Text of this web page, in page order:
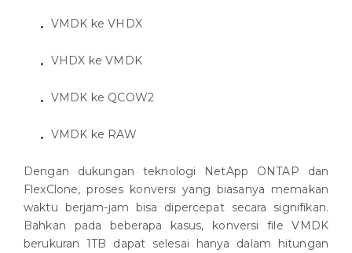
VMDK ke VHDX
VHDX ke VMDK
VMDK ke QCOW2
VMDK ke RAW
Dengan dukungan teknologi NetApp ONTAP dan
FlexClone, proses konversi yang biasanya memakan
waktu berjam-jam bisa dipercepat secara signifikan.
Bahkan pada beberapa kasus, konversi file VMDK
berukuran 1TB dapat selesai hanya dalam hitungan